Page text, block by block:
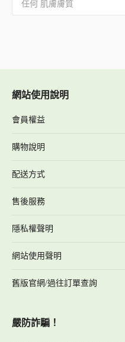
任何 肌膚膚質
網站使用說明
會員權益
購物說明
配送方式
售後服務
隱私權聲明
網站使用聲明
舊版官網/過往訂單查詢
嚴防詐騙！